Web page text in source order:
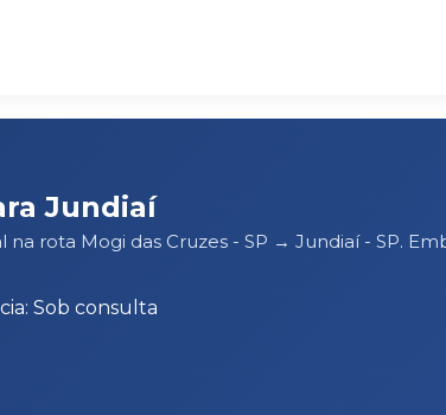
Jundiaí
rota Mogi das Cruzes - SP → Jundiaí - SP.
Sob consulta